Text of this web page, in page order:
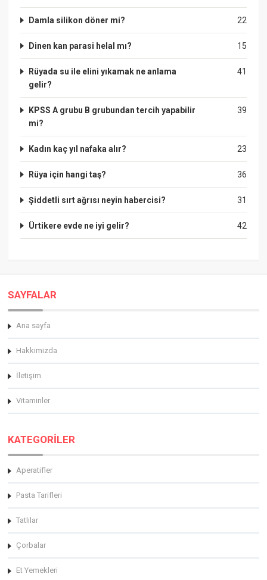
22
Damla silikon döner mi?
15
Dinen kan parasi helal mı?
41
Rüyada su ile elini yıkamak ne anlama
gelir?
39
KPSS A grubu B grubundan tercih yapabilir
mi?
23
Kadın kaç yıl nafaka alır?
36
Rüya için hangi taş?
31
Şiddetli sırt ağrısı neyin habercisi?
42
Ürtikere evde ne iyi gelir?
SAYFALAR
Ana sayfa
Hakkimizda
İletişim
Vitaminler
KATEGORİLER
Aperatifler
Pasta Tarifleri
Tatlılar
Çorbalar
Et Yemekleri